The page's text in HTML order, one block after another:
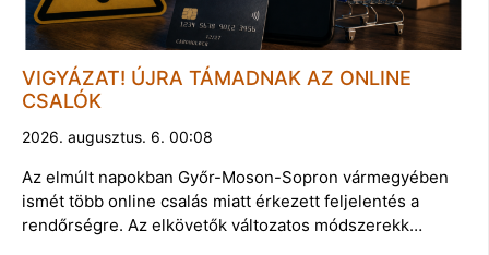
VIGYÁZAT! ÚJRA TÁMADNAK AZ ONLINE
CSALÓK
2026. augusztus. 6. 00:08
Az elmúlt napokban Győr-Moson-Sopron vármegyében
ismét több online csalás miatt érkezett feljelentés a
rendőrségre. Az elkövetők változatos módszerekk…